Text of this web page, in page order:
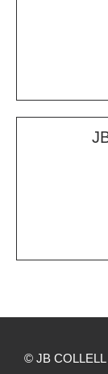
© JB COLLELL